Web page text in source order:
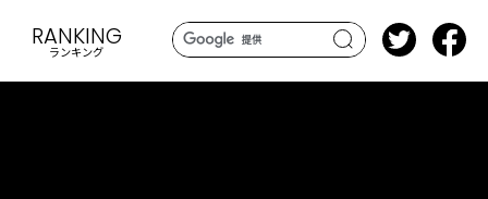
search
RANKING
ランキング